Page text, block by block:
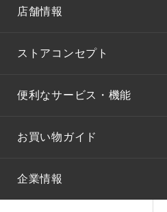
店舗情報
ストアコンセプト
便利なサービス・機能
お買い物ガイド
企業情報